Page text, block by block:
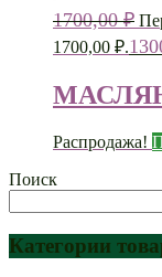
1700,00₽
1700,00 ₽.
Распродажа!
Поиск
Категории